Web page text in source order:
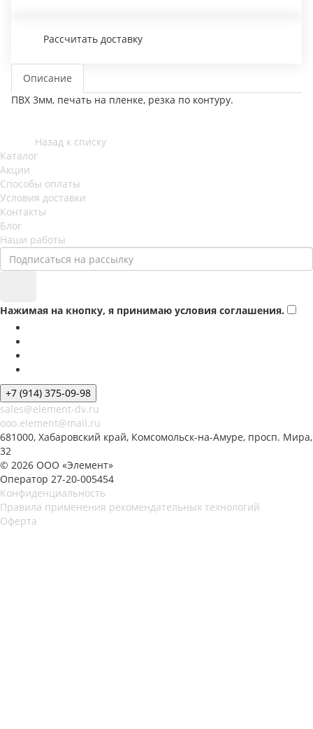
Рассчитать доставку
Описание
ПВХ 3мм, печать на пленке, резка по контуру.
Назад к списку
Каталог
Акции
Способы оплаты
Условия доставки
Контакты
Блог
Наши работы
Нажимая на кнопку, я принимаю условия соглашения.
+7 (914) 375-09-98
sales@element-dv.ru
ooo.element@mail.ru
681000, Хабаровский край, Комсомольск-на-Амуре, просп. Мира,
32
© 2026 ООО «Элемент»
Оператор 27-20-005454
Конфиденциальность
Правила применения рекомендательных технологий
Оферта